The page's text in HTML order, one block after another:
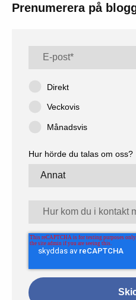
Prenumerera på
Direkt
Veckovis
Månadsvis
Hur hörde du talas om oss?